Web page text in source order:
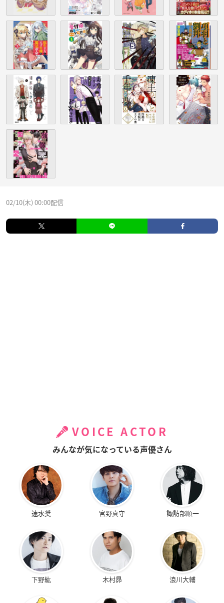
02/10(木) 00:00配信
VOICE ACTOR
みんなが気になっている声優さん
速水奨 宮野真守 諏訪部順一
下野紘 木村昴 浪川大輔